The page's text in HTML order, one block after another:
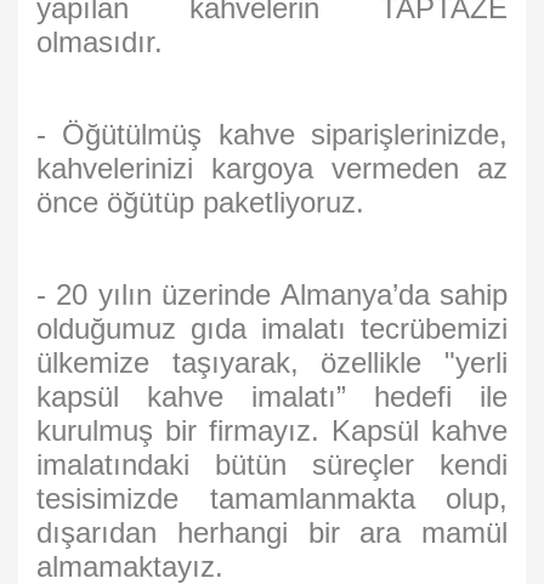
yapılan kahvelerin TAPTAZE
olmasıdır.
- Öğütülmüş kahve siparişlerinizde,
kahvelerinizi kargoya vermeden az
önce öğütüp paketliyoruz.
- 20 yılın üzerinde Almanya’da sahip
olduğumuz gıda imalatı tecrübemizi
ülkemize taşıyarak, özellikle "yerli
kapsül kahve imalatı” hedefi ile
kurulmuş bir firmayız. Kapsül kahve
imalatındaki bütün süreçler kendi
tesisimizde tamamlanmakta olup,
dışarıdan herhangi bir ara mamül
almamaktayız.